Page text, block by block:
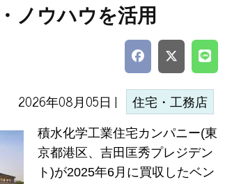
ノウハウを活用
2026年08月05日 | 住宅・工務店
積水化学工業住宅カンパニー(東
京都港区、吉田匡秀プレジデン
ト)が2025年6月に買収したベン